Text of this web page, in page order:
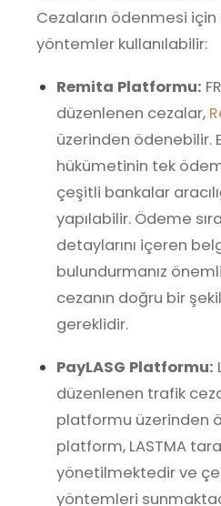
Cezaların ödenmesi için
yöntemler kullanılabilir:
Remita Platformu:
düzenlenen cezalar,
üzerinden ödenebilir.
hükümetinin tek
çeşitli bankalar
yapılabilir. Ödeme
detaylarını içeren
bulundurmanız
cezanın doğru bir
gereklidir.
PayLASG Platformu:
düzenlenen trafik
platformu üzerinden
platform, LASTMA
yönetilmektedir ve
yöntemleri